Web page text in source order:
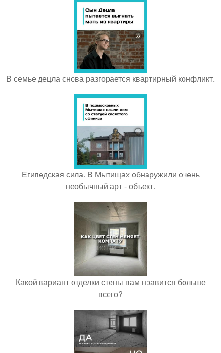
В семье децла снова разгорается квартирный конфликт.
Египедская сила. В Мытищах обнаружили очень
необычный арт - объект.
Какой вариант отделки стены вам нравится больше
всего?